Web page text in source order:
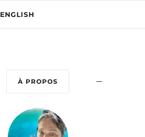
ENGLISH
À PROPOS